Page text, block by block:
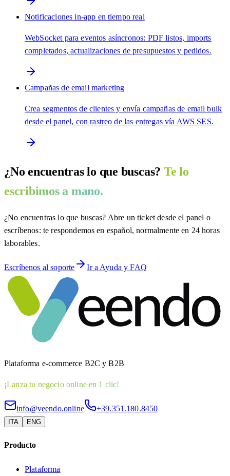
Notificaciones in-app en tiempo real
WebSocket para eventos asíncronos: PDF listos, imports
completados, actualizaciones de presupuestos y pedidos.
Campañas de email marketing
Crea segmentos de clientes y envía campañas de email bulk
desde el panel, con rastreo de las entregas vía AWS SES.
¿No encuentras lo que buscas? Te lo
escribimos a mano.
¿No encuentras lo que buscas? Abre un ticket desde el panel o
escríbenos: te respondemos en español, normalmente en 24 horas
laborables.
Escríbenos al soporte Ir a Ayuda y FAQ
Plataforma e-commerce B2C y B2B
¡Lanza tu negocio online en 1 clic!
info@veendo.online +39.351.180.8450
ITA ENG
Producto
Plataforma